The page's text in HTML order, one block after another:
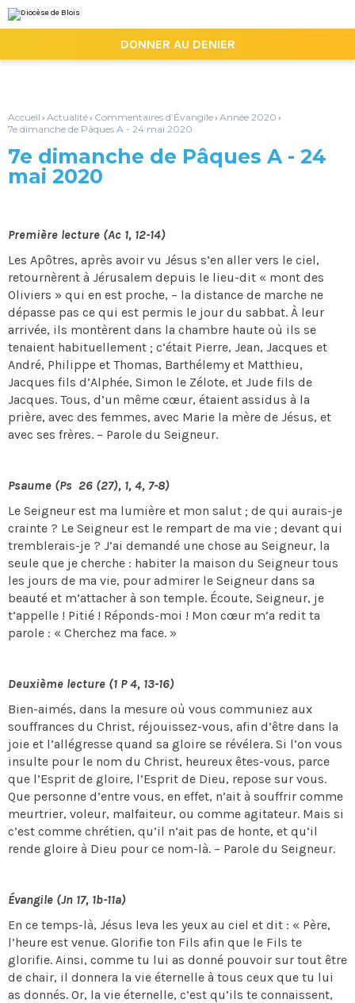
au
contenu.
la
personnels
DONNER AU DENIER
Accueil › Actualité› Commentaires d’Évangile› Année 2020 ›
7e dimanche de Pâques A - 24 mai 2020
7e dimanche de Pâques A - 24
mai 2020
Première lecture (Ac 1, 12-14)
Les Apôtres, après avoir vu Jésus s’en aller vers le ciel,
retournèrent à Jérusalem depuis le lieu-dit « mont des
Oliviers » qui en est proche, – la distance de marche ne
dépasse pas ce qui est permis le jour du sabbat. À leur
arrivée, ils montèrent dans la chambre haute où ils se
tenaient habituellement ; c’était Pierre, Jean, Jacques et
André, Philippe et Thomas, Barthélemy et Matthieu,
Jacques fils d’Alphée, Simon le Zélote, et Jude fils de
Jacques. Tous, d’un même cœur, étaient assidus à la
prière, avec des femmes, avec Marie la mère de Jésus, et
avec ses frères. – Parole du Seigneur.
Psaume (Ps 26 (27), 1, 4, 7-8)
Le Seigneur est ma lumière et mon salut ; de qui aurais-je
crainte ? Le Seigneur est le rempart de ma vie ; devant qui
tremblerais-je ? J’ai demandé une chose au Seigneur, la
seule que je cherche : habiter la maison du Seigneur tous
les jours de ma vie, pour admirer le Seigneur dans sa
beauté et m’attacher à son temple. Écoute, Seigneur, je
t’appelle ! Pitié ! Réponds-moi ! Mon cœur m’a redit ta
parole : « Cherchez ma face. »
Deuxième lecture (1 P 4, 13-16)
Bien-aimés, dans la mesure où vous communiez aux
souffrances du Christ, réjouissez-vous, afin d’être dans la
joie et l’allégresse quand sa gloire se révélera. Si l’on vous
insulte pour le nom du Christ, heureux êtes-vous, parce
que l’Esprit de gloire, l’Esprit de Dieu, repose sur vous.
Que personne d’entre vous, en effet, n’ait à souffrir comme
meurtrier, voleur, malfaiteur, ou comme agitateur. Mais si
c’est comme chrétien, qu’il n’ait pas de honte, et qu’il
rende gloire à Dieu pour ce nom-là. – Parole du Seigneur.
Évangile (Jn 17, 1b-11a)
En ce temps-là, Jésus leva les yeux au ciel et dit : « Père,
l’heure est venue. Glorifie ton Fils afin que le Fils te
glorifie. Ainsi, comme tu lui as donné pouvoir sur tout être
de chair, il donnera la vie éternelle à tous ceux que tu lui
as donnés. Or, la vie éternelle, c’est qu’ils te connaissent,